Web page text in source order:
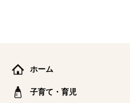
ホーム
子育て・育児